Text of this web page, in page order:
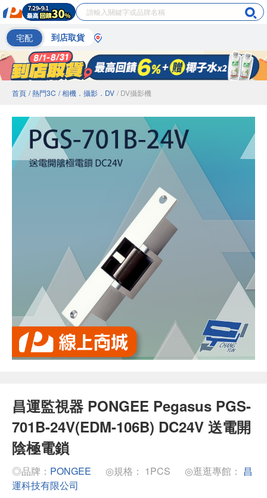
宅配 到店取貨
首頁 / 熱門3C / 相機．攝影．DV / DV攝影機
昌運監視器 PONGEE Pegasus PGS-
701B-24V(EDM-106B) DC24V 送電開
陰極電鎖
◎品牌： PONGEE ◎規格： 1PCS ◎逛逛專館： 昌
運科技有限公司